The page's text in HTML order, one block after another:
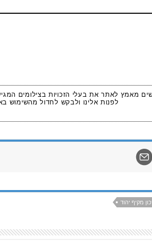
מאמץ לאתר את בעלי הזכויות בצילומים
לפנות אלינו ולבקש לחדול מהשימוש
מקיף יהוד